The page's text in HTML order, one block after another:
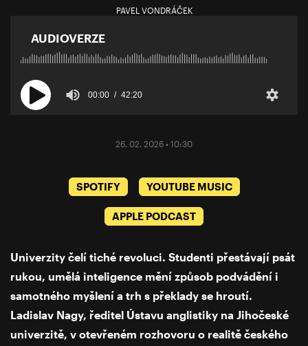
PAVEL VONDRÁČEK
AUDIOVERZE
00:00 42:20
26. 02. 2026 • 10:30
SPOTIFY YOUTUBE MUSIC
APPLE PODCAST
Univerzity čelí tiché revoluci. Studenti přestávají psát
rukou, umělá inteligence mění způsob podvádění i
samotného myšlení a trh s překlady se hroutí.
Ladislav Nagy, ředitel Ústavu anglistiky na Jihočeské
univerzitě, v otevřeném rozhovoru o realitě českého